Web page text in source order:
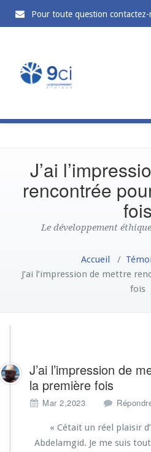
Pour toute question contactez-
J’ai
rencontrée
fois
Le développement
Accueil /
J’ai l’impression de mettre
fois
J’ai l’impression de
la première fois
Mar 2,2023
« Cétait un réel plaisir
Abdelamgid. Je me suis